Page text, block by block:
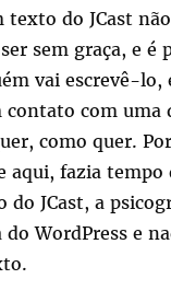
texto do JCast
sem graça, e é
vai escrevê-lo,
contato com uma
como quer.
aqui, fazia tempo
do JCast, a
WordPress e